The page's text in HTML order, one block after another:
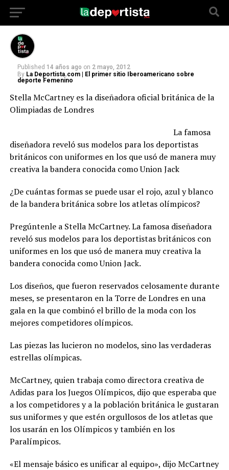
listo
Published 14 años ago on 2 mayo, 2012
By La Deportista.com | El primer sitio Iberoamericano sobre
deporte Femenino
Stella McCartney es la diseñadora oficial británica de la
Olimpiadas de Londres
La famosa
diseñadora reveló sus modelos para los deportistas
británicos con uniformes en los que usó de manera muy
creativa la bandera conocida como Union Jack
¿De cuántas formas se puede usar el rojo, azul y blanco
de la bandera británica sobre los atletas olímpicos?
Pregúntenle a Stella McCartney. La famosa diseñadora
reveló sus modelos para los deportistas británicos con
uniformes en los que usó de manera muy creativa la
bandera conocida como Union Jack.
Los diseños, que fueron reservados celosamente durante
meses, se presentaron en la Torre de Londres en una
gala en la que combinó el brillo de la moda con los
mejores competidores olímpicos.
Las piezas las lucieron no modelos, sino las verdaderas
estrellas olímpicas.
McCartney, quien trabaja como directora creativa de
Adidas para los Juegos Olímpicos, dijo que esperaba que
a los competidores y a la población británica le gustaran
sus uniformes y que estén orgullosos de los atletas que
los usarán en los Olímpicos y también en los
Paralímpicos.
«El mensaje básico es unificar al equipo», dijo McCartney